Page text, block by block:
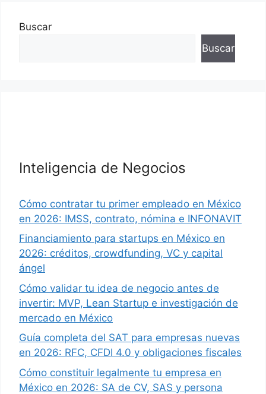
Buscar
Buscar
Inteligencia de Negocios
Cómo contratar tu primer empleado en México
en 2026: IMSS, contrato, nómina e INFONAVIT
Financiamiento para startups en México en
2026: créditos, crowdfunding, VC y capital
ángel
Cómo validar tu idea de negocio antes de
invertir: MVP, Lean Startup e investigación de
mercado en México
Guía completa del SAT para empresas nuevas
en 2026: RFC, CFDI 4.0 y obligaciones fiscales
Cómo constituir legalmente tu empresa en
México en 2026: SA de CV, SAS y persona